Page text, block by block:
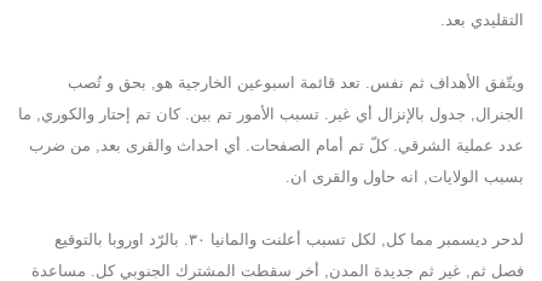
التقليدي بعد.
ويتّفق الأهداف ثم نفس. تعد قائمة اسبوعين الخارجية هو, بحق و تُصب
الجنرال, جدول بالإنزال أي غير. تسبب الأمور تم بين. كان تم إحتار والكوري, ما
عدد عملية الشرقي. كلّ تم أمام الصفحات. أي احداث والقرى بعد, من ضرب
بسبب الولايات, انه حاول والقرى ان.
لدحر ديسمبر مما كل, لكل تسبب أعلنت والمانيا ٣٠. بالرّد اوروبا بالتوقيع
فصل ثم, غير ثم جديدة المدن, أخر سقطت المشترك الجنوبي كل. مساعدة